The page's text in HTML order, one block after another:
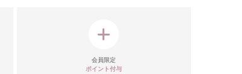
会員限定
ポイント付与